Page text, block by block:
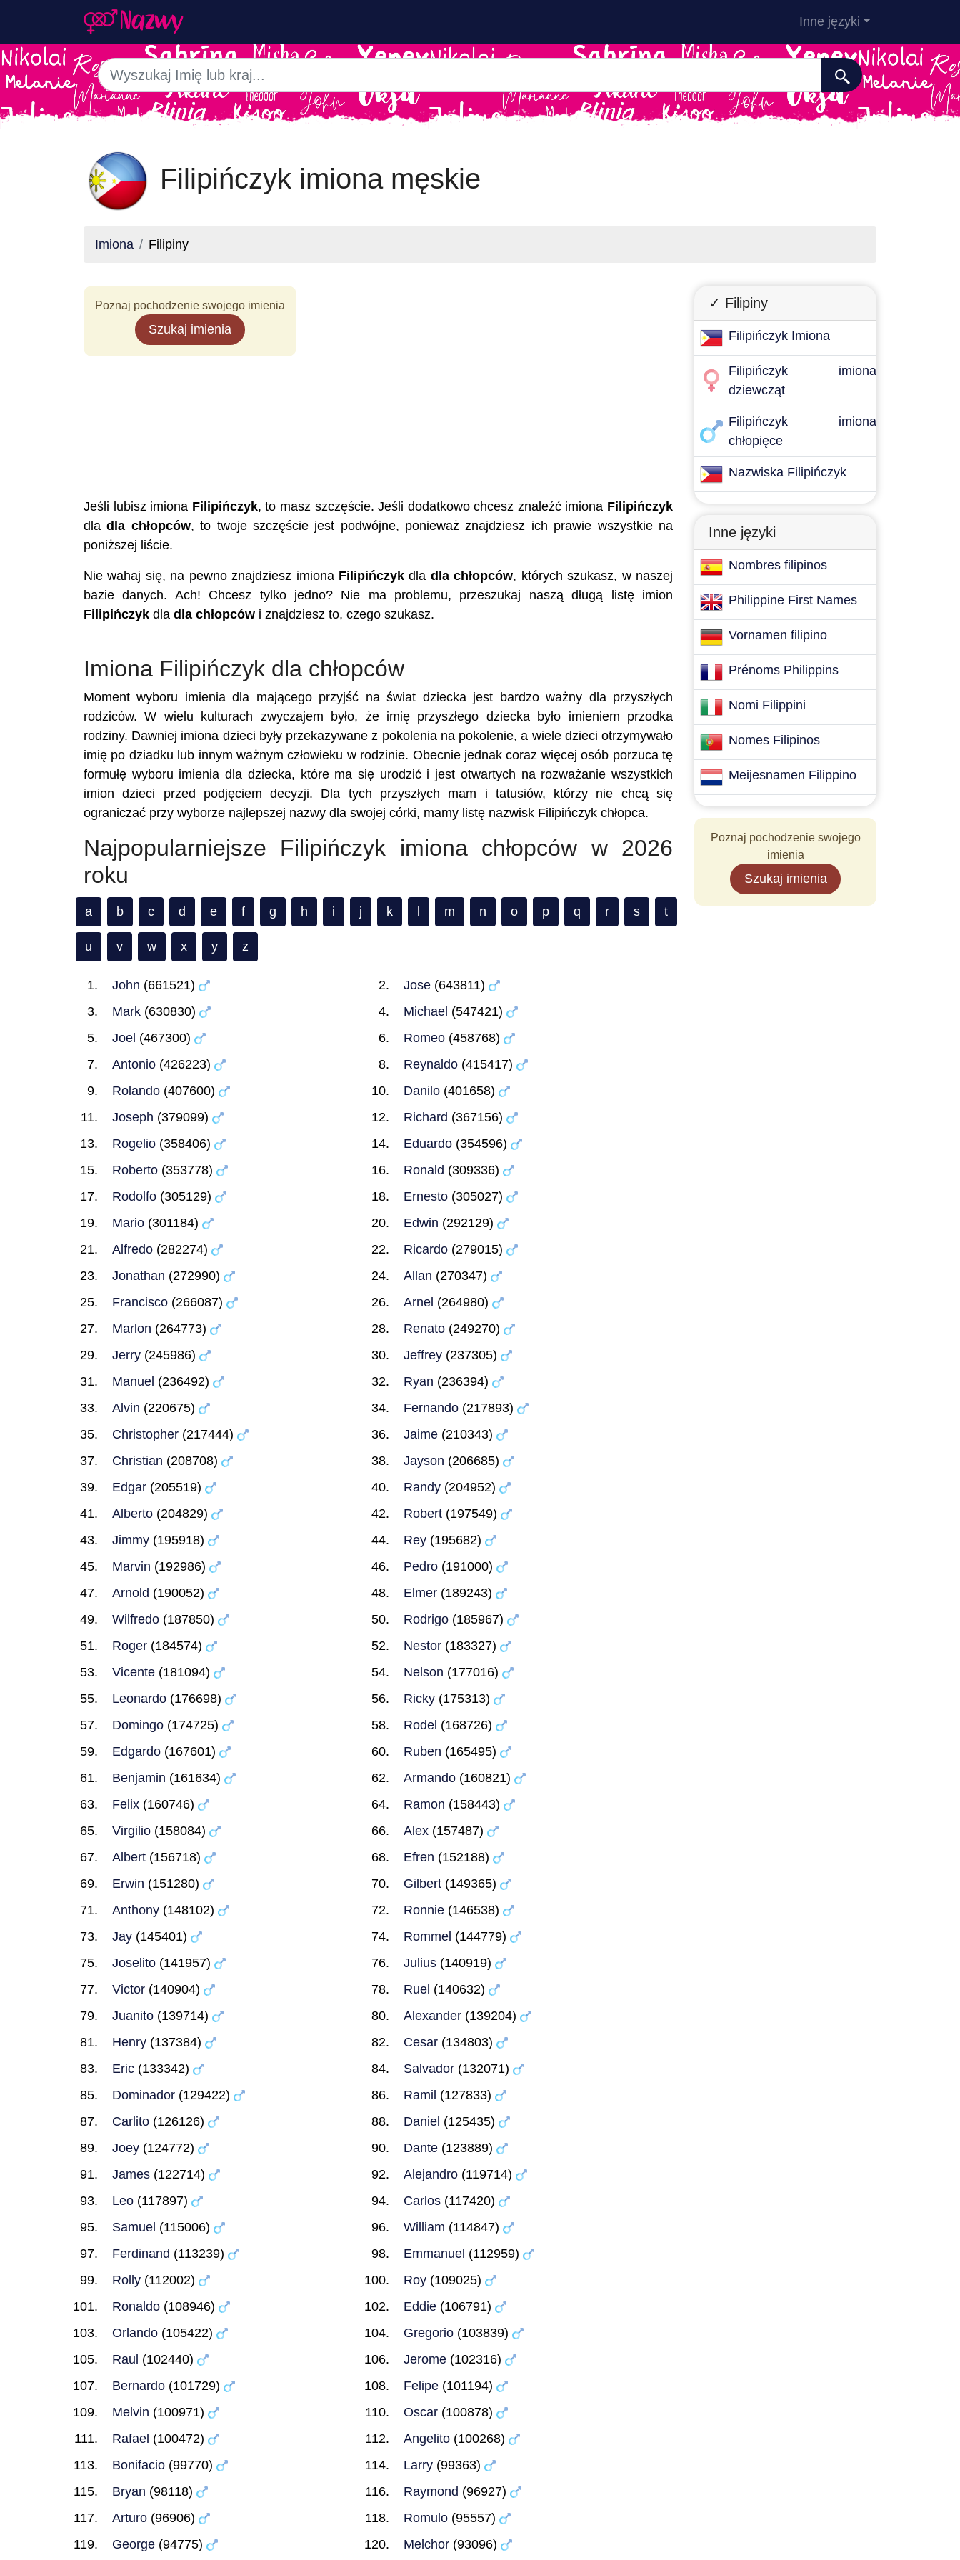
Inne języki
Filipińczyk imiona męskie
Imiona Filipiny
Poznaj pochodzenie swojego imienia
Szukaj imienia
Jeśli lubisz imiona Filipińczyk, to masz szczęście. Jeśli dodatkowo chcesz znaleźć imiona Filipińczyk
dladla chłopców, to twoje szczęście jest podwójne, ponieważ znajdziesz ich prawie wszystkie na
poniższej liście.
Nie wahaj się, na pewno znajdziesz imiona Filipińczyk dla dla chłopców, których szukasz, w naszej
bazie danych. Ach! Chcesz tylko jedno? Nie ma problemu, przeszukaj naszą długą listę imion
Filipińczyk dla dla chłopców i znajdziesz to, czego szukasz.
Imiona Filipińczyk dla chłopców
Moment wyboru imienia dla mającego przyjść na świat dziecka jest bardzo ważny dla przyszłych
rodziców. W wielu kulturach zwyczajem było, że imię przyszłego dziecka było imieniem przodka
rodziny. Dawniej imiona dzieci były przekazywane z pokolenia na pokolenie, a wiele dzieci otrzymywało
imię po dziadku lub innym ważnym człowieku w rodzinie. Obecnie jednak coraz więcej osób porzuca tę
formułę wyboru imienia dla dziecka, które ma się urodzić i jest otwartych na rozważanie wszystkich
imion dzieci przed podjęciem decyzji. Dla tych przyszłych mam i tatusiów, którzy nie chcą się
ograniczać przy wyborze najlepszej nazwy dla swojej córki, mamy listę nazwisk Filipińczyk chłopca.
Najpopularniejsze Filipińczyk imiona chłopców w 2026
roku
a b c d e f g h i j k m n o p q r s t
u v w x y z
John (661521) Jose(643811)
Mark (630830) Michael (547421)
Joel (467300) Romeo(458768)
Antonio (426223) Reynaldo(415417)
Rolando (407600) Danilo(401658)
Joseph (379099) Richard (367156)
Rogelio (358406) Eduardo(354596)
Roberto (353778) Ronald (309336)
Rodolfo (305129) Ernesto(305027)
Mario (301184) Edwin (292129)
Alfredo (282274) Ricardo(279015)
Jonathan (272990) Allan (270347)
Francisco (266087) Arnel (264980)
Marlon (264773) Renato(249270)
Jerry (245986) Jeffrey(237305)
Manuel (236492) Ryan (236394)
Alvin (220675) Fernando(217893)
Christopher (217444) Jaime(210343)
Christian (208708) Jayson (206685)
Edgar (205519) Randy(204952)
Alberto (204829) Robert(197549)
Jimmy (195918) Rey(195682)
Marvin (192986) Pedro(191000)
Arnold (190052) Elmer(189243)
Wilfredo (187850) Rodrigo(185967)
Roger (184574) Nestor(183327)
Vicente (181094) Nelson (177016)
Leonardo (176698) Ricky(175313)
Domingo (174725) Rodel (168726)
Edgardo (167601) Ruben (165495)
Benjamin (161634) Armando(160821)
Felix (160746) Ramon (158443)
Virgilio (158084) Alex(157487)
Albert (156718) Efren (152188)
Erwin (151280) Gilbert(149365)
Anthony (148102) Ronnie(146538)
Jay (145401) Rommel (144779)
Joselito (141957) Julius(140919)
Victor (140904) Ruel (140632)
Juanito (139714) Alexander(139204)
Henry (137384) Cesar(134803)
Eric (133342) Salvador(132071)
Dominador (129422) Ramil (127833)
Carlito (126126) Daniel (125435)
Joey (124772) Dante(123889)
James (122714) Alejandro(119714)
Leo (117897) Carlos(117420)
Samuel (115006) William (114847)
Ferdinand (113239) Emmanuel (112959)
Rolly (112002) Roy(109025)
Ronaldo (108946) Eddie(106791)
Orlando (105422) Gregorio(103839)
Raul (102440) Jerome(102316)
Bernardo (101729) Felipe(101194)
Melvin (100971) Oscar(100878)
Rafael (100472) Angelito(100268)
Bonifacio (99770) Larry(99363)
Bryan (98118) Raymond (96927)
Arturo (96906) Romulo(95557)
George (94775) Melchor(93096)
✓ Filipiny
Filipińczyk Imiona
Filipińczyk imiona
dziewcząt
Filipińczyk imiona
chłopięce
Nazwiska Filipińczyk
Inne języki
Nombres filipinos
Philippine First Names
Vornamen filipino
Prénoms Philippins
Nomi Filippini
Nomes Filipinos
Meijesnamen Filippino
Poznaj pochodzenie swojego
imienia
Szukaj imienia